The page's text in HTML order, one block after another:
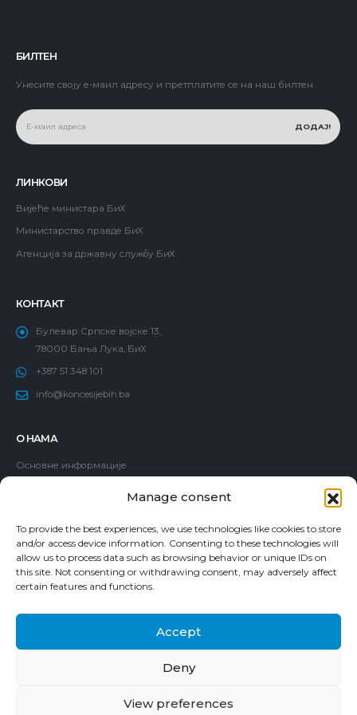
Manage consent
To provide the best experiences, we use technologies like cookies to store
and/or access device information. Consenting to these technologies will
allow us to process data such as browsing behavior or unique IDs on
this site. Not consenting or withdrawing consent, may adversely affect
certain features and functions.
Accept
Deny
View preferences
БИЛТЕН
Унесите своју е-маил адресу и претплатите се на наш билтен.
ЛИНКОВИ
Вијеће министара БиХ
Министарство правде БиХ
Агенција за државну службу БиХ
КОНТАКТ
Булевар Српске војске 13,
78000 Бања Лука, БиХ
+387 51 348 101
info@koncesijebih.ba
О НАМА
Основне информације
Запослени
Водич за приступ информацијама
Пријава корупције